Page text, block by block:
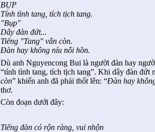
BỤP
Tính tình tang, tích tịch tang.
"Bụp"
Dây đàn đứt...
Tiếng "Tang" vẫn còn.
Đàn hay không níu nỗi hồn.
Dù anh Nguyencong Bui là người đàn hay
“tính tình tang, tích tịch tang”. Khi dây đàn đứt
còn” khiến anh đã phải thốt lên: “Đàn hay
thơ.
Còn đoạn dưới đây:
Tiếng đàn có rộn ràng, vui nhộn